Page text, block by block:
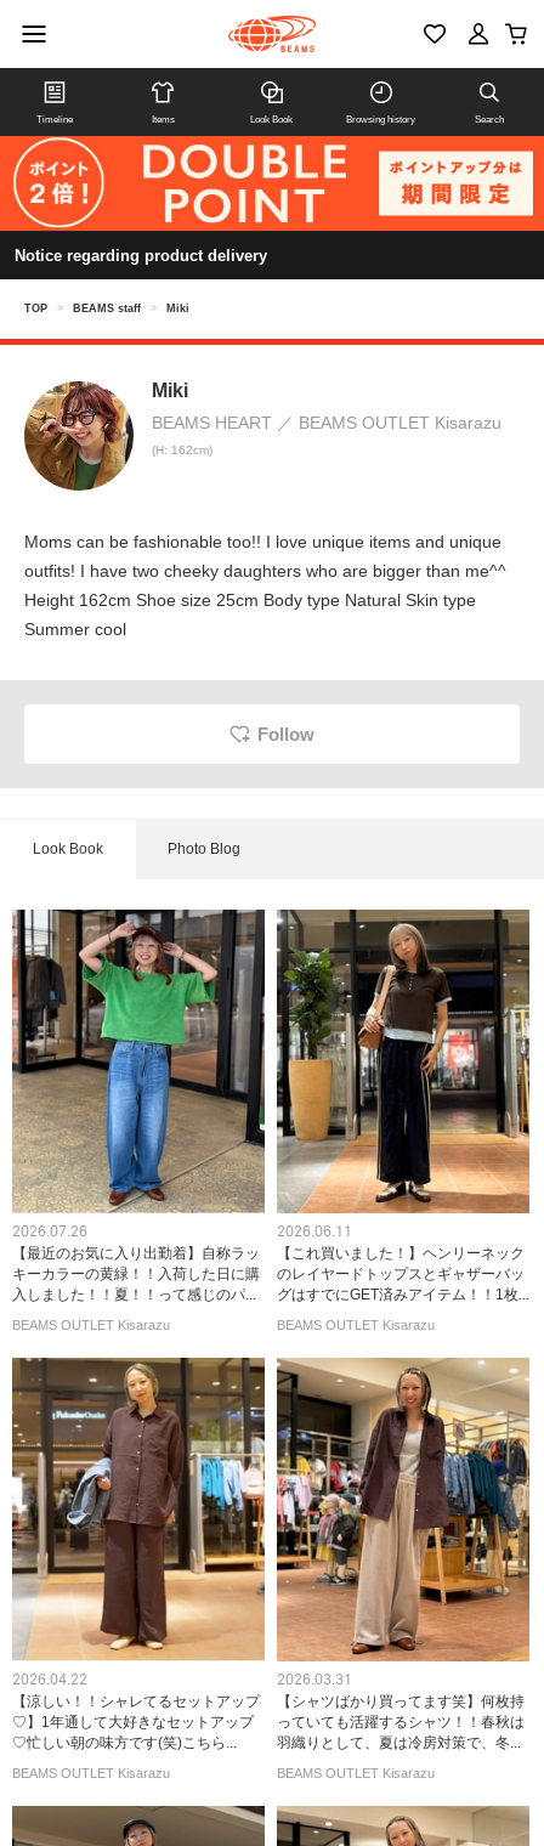
Timeline Items Look Book Browsing history Search
Notice regarding product delivery
TOP > BEAMS staff > Miki
Miki
BEAMS HEART BEAMS OUTLET Kisarazu
(H: 162cm)
Moms can be fashionable too!! I love unique items and unique
outfits! I have two cheeky daughters who are bigger than me^^
Height 162cm Shoe size 25cm Body type Natural Skin type
Summer cool
Follow
Look Book Photo Blog
2026.07.26
【最近のお気に入り出勤着】自称ラッ
キーカラーの黄緑！！入荷した日に購
入しました！！夏！！って感じのパ...
BEAMS OUTLET Kisarazu
2026.06.11
【これ買いました！】ヘンリーネック
のレイヤードトップスとギャザーバッ
グはすでにGET済みアイテム！！1枚...
BEAMS OUTLET Kisarazu
2026.04.22
【涼しい！！シャレてるセットアップ
♡】1年通して大好きなセットアップ
♡忙しい朝の味方です(笑)こちら...
BEAMS OUTLET Kisarazu
2026.03.31
【シャツばかり買ってます笑】何枚持
っていても活躍するシャツ！！春秋は
羽織りとして、夏は冷房対策で、冬...
BEAMS OUTLET Kisarazu